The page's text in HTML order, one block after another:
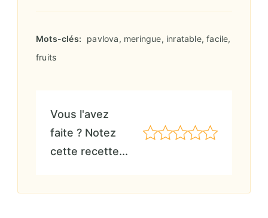
Mots-clés:
pavlova, meringue, inratable, facile,
fruits
Vous l'avez
faite ? Notez
cette recette...